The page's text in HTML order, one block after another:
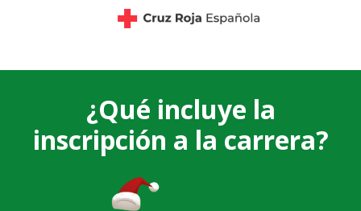
¿Qué incluye la
inscripción a la carrera?